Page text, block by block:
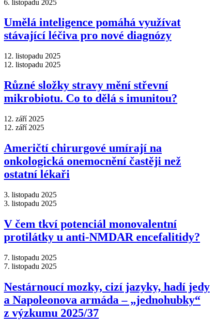
6. listopadu 2025
Umělá inteligence pomáhá využívat
stávající léčiva pro nové diagnózy
12. listopadu 2025
12. listopadu 2025
Různé složky stravy mění střevní
mikrobiotu. Co to dělá s imunitou?
12. září 2025
12. září 2025
Američtí chirurgové umírají na
onkologická onemocnění častěji než
ostatní lékaři
3. listopadu 2025
3. listopadu 2025
V čem tkví potenciál monovalentní
protilátky u anti-NMDAR encefalitidy?
7. listopadu 2025
7. listopadu 2025
Nestárnoucí mozky, cizí jazyky, hadí jedy
a Napoleonova armáda –⁠ „jednohubky“
z výzkumu 2025/37